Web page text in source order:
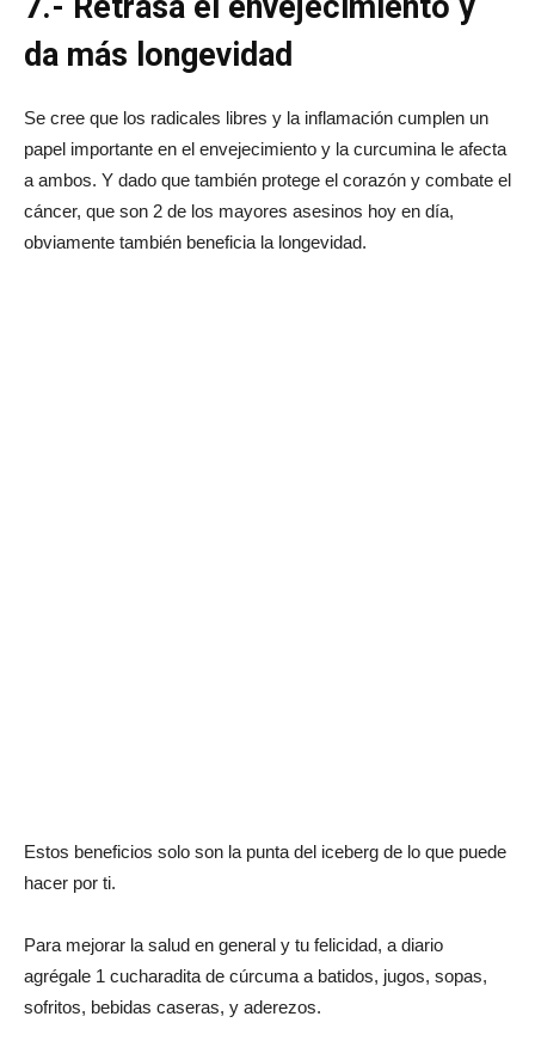
da más longevidad
Se cree que los radicales libres y la inflamación cumplen un
papel importante en el envejecimiento y la curcumina le afecta
a ambos. Y dado que también protege el corazón y combate el
cáncer, que son 2 de los mayores asesinos hoy en día,
obviamente también beneficia la longevidad.
Estos beneficios solo son la punta del iceberg de lo que puede
hacer por ti.
Para mejorar la salud en general y tu felicidad, a diario
agrégale 1 cucharadita de cúrcuma a batidos, jugos, sopas,
sofritos, bebidas caseras, y aderezos.